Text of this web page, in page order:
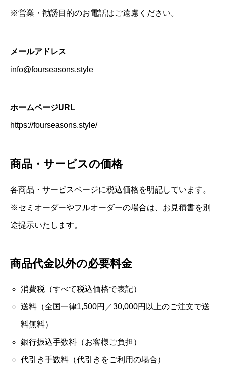
※営業・勧誘目的のお電話はご遠慮ください。
メールアドレス
info@fourseasons.style
ホームページURL
https://fourseasons.style/
商品・サービスの価格
各商品・サービスページに税込価格を明記しています。
※セミオーダーやフルオーダーの場合は、お見積書を別
途提示いたします。
商品代金以外の必要料金
消費税（すべて税込価格で表記）
送料（全国一律1,500円／30,000円以上のご注文で送
料無料）
銀行振込手数料（お客様ご負担）
代引き手数料（代引きをご利用の場合）